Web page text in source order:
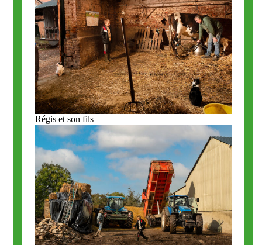
Régis et son fils